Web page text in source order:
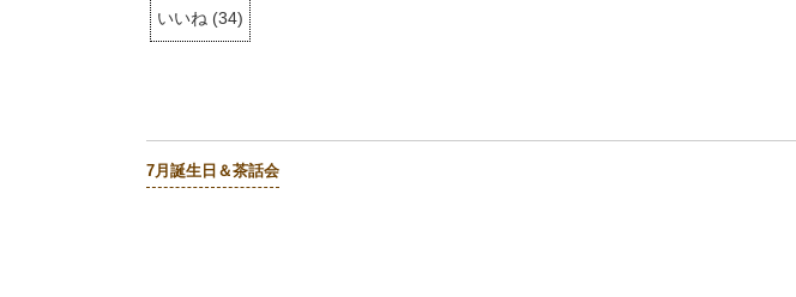
いいね (34)
7月誕生日＆茶話会